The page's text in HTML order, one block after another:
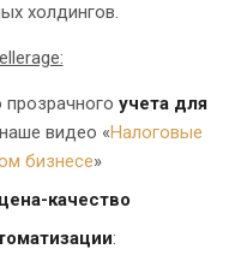
холдингов.
учета для
видео «Налоговые
бизнесе»
цена-качество
: